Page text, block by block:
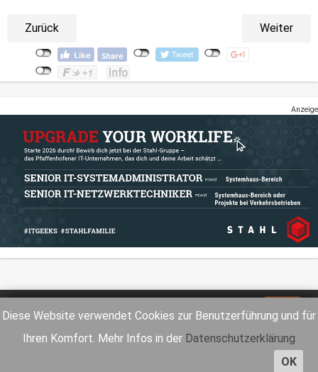
Diese Website verwendet Cookies zur Benutzerführung und für
Ihren Komfort. Mehr Infos in der Datenschutzerklärung
OK
Zurück Weiter
Anzeige